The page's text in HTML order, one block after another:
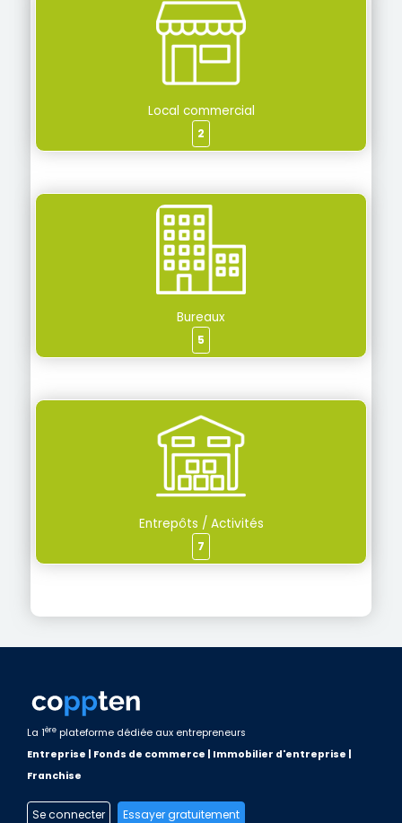
Local commercial
2
Bureaux
5
Entrepôts / Activités
7
La 1ère plateforme dédiée aux entrepreneurs
Entreprise | Fonds de commerce | Immobilier d'entreprise |
Franchise
Se connecter Essayer gratuitement